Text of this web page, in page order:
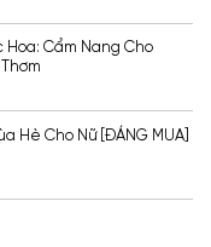
Hoa: Cẩm Nang Cho
Hè Cho Nữ [ĐÁNG MUA]